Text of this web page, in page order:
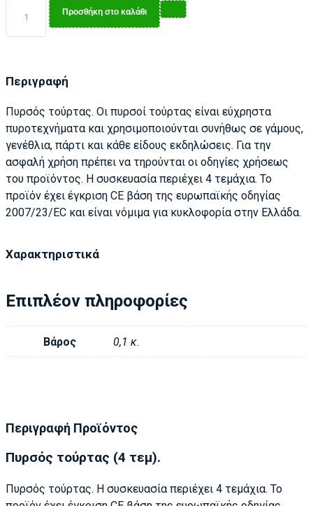
Προσθήκη στο καλάθι
Περιγραφή
Πυρσός τούρτας. Οι πυρσοί τούρτας είναι εύχρηστα
πυροτεχνήματα και χρησιμοποιούνται συνήθως σε γάμους,
γενέθλια, πάρτι και κάθε είδους εκδηλώσεις. Για την
ασφαλή χρήση πρέπει να τηρούνται οι οδηγίες χρήσεως
του προϊόντος. Η συσκευασία περιέχει 4 τεμάχια. Το
προϊόν έχει έγκριση CE βάση της ευρωπαϊκής οδηγίας
2007/23/EC και είναι νόμιμα για κυκλοφορία στην Ελλάδα.
Χαρακτηριστικά
Επιπλέον πληροφορίες
Βάρος 0,1 κ.
Περιγραφή Προϊόντος
Πυρσός τούρτας (4 τεμ).
Πυρσός τούρτας. Η συσκευασία περιέχει 4 τεμάχια. Το